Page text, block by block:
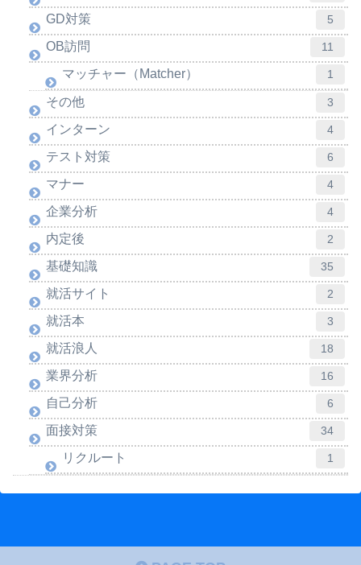
GD対策 5
OB訪問 11
マッチャー（Matcher） 1
その他 3
インターン 4
テスト対策 6
マナー 4
企業分析 4
内定後 2
基礎知識 35
就活サイト 2
就活本 3
就活浪人 18
業界分析 16
自己分析 6
面接対策 34
リクルート 1